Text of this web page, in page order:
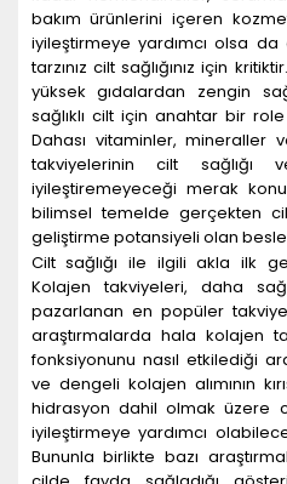
bakım ürünlerini içeren
iyileştirmeye yardımcı olsa
tarzınız cilt sağlığınız için
yüksek gıdalardan zengin
sağlıklı cilt için anahtar bir
Dahası vitaminler, mineraller
takviyelerinin cilt sağlığı
iyileştiremeyeceği merak
bilimsel temelde gerçekten
geliştirme potansiyeli olan
Cilt sağlığı ile ilgili akla ilk
Kolajen takviyeleri, daha
pazarlanan en popüler
araştırmalarda hala kolajen
fonksiyonunu nasıl etkilediği
ve dengeli kolajen alımının
hidrasyon dahil olmak üzere
iyileştirmeye yardımcı
Bununla birlikte bazı